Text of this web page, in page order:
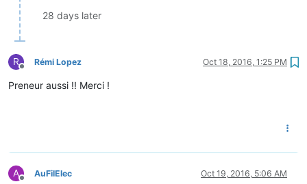
28 days later
R
Offline
Rémi Lopez Oct 18, 2016, 1:25 PM
Preneur aussi !! Merci !
A AuFilElec Oct 19, 2016, 5:06 AM